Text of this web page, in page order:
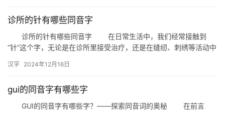
诊所的针有哪些同音字
诊所的针有哪些同音字 在日常生活中，我们经常接触到
“针”这个字，无论是在诊所里接受治疗，还是在缝纫、刺绣等活动中
天，…
汉字 2024年12月16日
gui的同音字有哪些字
GUI的同音字有哪些字？——探索同音词的奥秘 在前言